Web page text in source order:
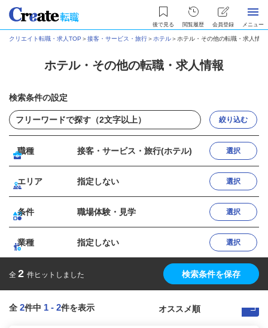
後で見る 閲覧履歴 会員登録 メニュー
クリエイト転職・求人TOP ＞接客・サービス・旅行＞ ホテル＞ ホテル・その他の転職・求人情報
ホテル・その他の転職・求人情報
検索条件の設定
絞り込む
職種 接客・サービス・旅行(ホテル) 選択
エリア 指定しない 選択
条件 職場体験・見学 選択
業種 指定しない 選択
全 2 件ヒットしました 検索条件を保存
全 2件中 1 - 2件を表示